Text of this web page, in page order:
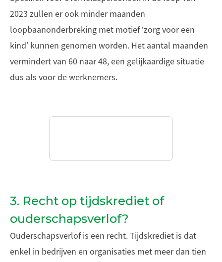
2023 zullen er ook minder maanden
loopbaanonderbreking met motief ‘zorg voor een
kind’ kunnen genomen worden. Het aantal maanden
vermindert van 60 naar 48, een gelijkaardige situatie
dus als voor de werknemers.
3. Recht op tijdskrediet of
ouderschapsverlof?
Ouderschapsverlof is een recht. Tijdskrediet is dat
enkel in bedrijven en organisaties met meer dan tien